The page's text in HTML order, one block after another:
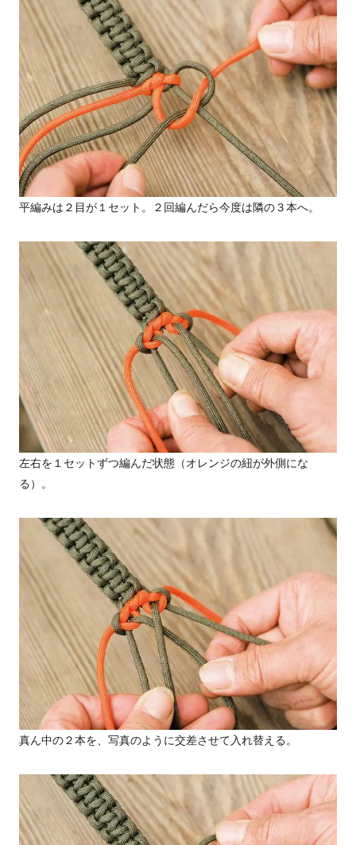
平編みは２目が１セット。２回編んだら今度は隣の３本へ。
左右を１セットずつ編んだ状態（オレンジの紐が外側にな
る）。
真ん中の２本を、写真のように交差させて入れ替える。